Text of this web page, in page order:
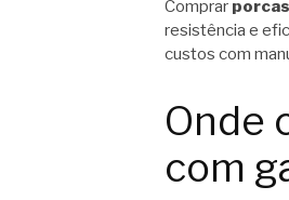
Comprar
resistência e
custos com
Onde
com